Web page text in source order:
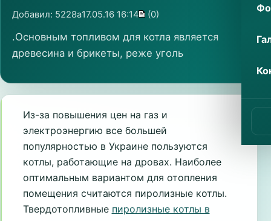
Добавил: 5228a17.05.16 16:14 (0)
.Основным топливом для котла является
древесина и брикеты, реже уголь
Из-за повышения цен на газ и
электроэнергию все большей
популярностью в Украине пользуются
котлы, работающие на дровах. Наиболее
оптимальным вариантом для отопления
помещения считаются пиролизные котлы.
Твердотопливные пиролизные котлы в